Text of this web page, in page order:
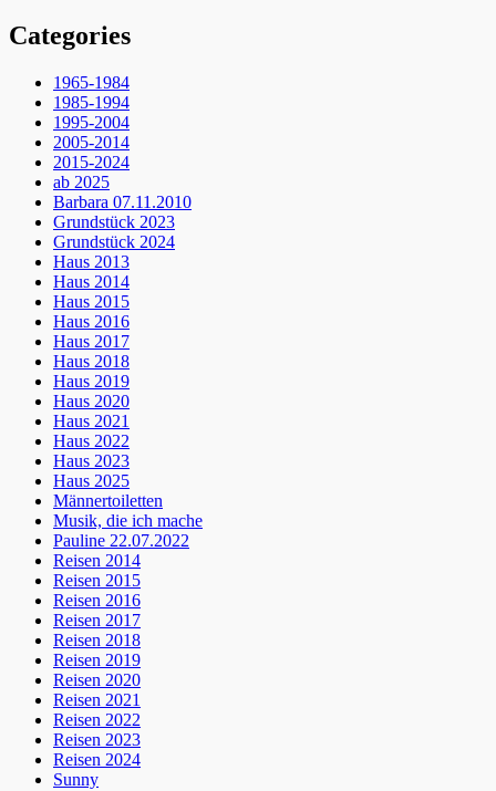
Categories
1965-1984
1985-1994
1995-2004
2005-2014
2015-2024
ab 2025
Barbara 07.11.2010
Grundstück 2023
Grundstück 2024
Haus 2013
Haus 2014
Haus 2015
Haus 2016
Haus 2017
Haus 2018
Haus 2019
Haus 2020
Haus 2021
Haus 2022
Haus 2023
Haus 2025
Männertoiletten
Musik, die ich mache
Pauline 22.07.2022
Reisen 2014
Reisen 2015
Reisen 2016
Reisen 2017
Reisen 2018
Reisen 2019
Reisen 2020
Reisen 2021
Reisen 2022
Reisen 2023
Reisen 2024
Sunny